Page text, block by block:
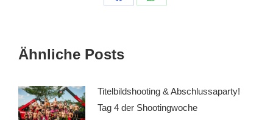
Auf
Auf
Ähnliche Posts
Titelbildshooting & Abschlussaparty!
Tag 4 der Shootingwoche